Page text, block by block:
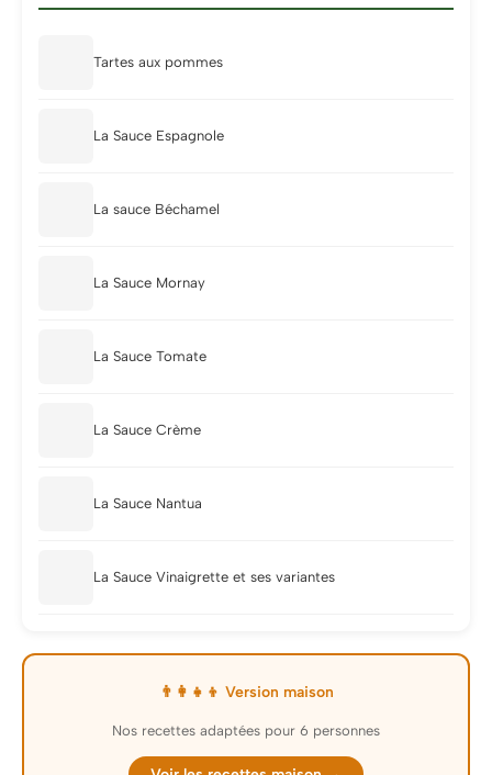
Tartes aux pommes
La Sauce Espagnole
La sauce Béchamel
La Sauce Mornay
La Sauce Tomate
La Sauce Crème
La Sauce Nantua
La Sauce Vinaigrette et ses variantes
👨‍👩‍👧‍👦 Version maison
Nos recettes adaptées pour 6 personnes